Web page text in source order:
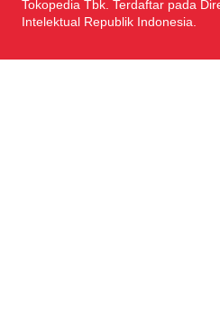
Tokopedia Tbk. Terdaftar pada
Intelektual Republik Indonesia.